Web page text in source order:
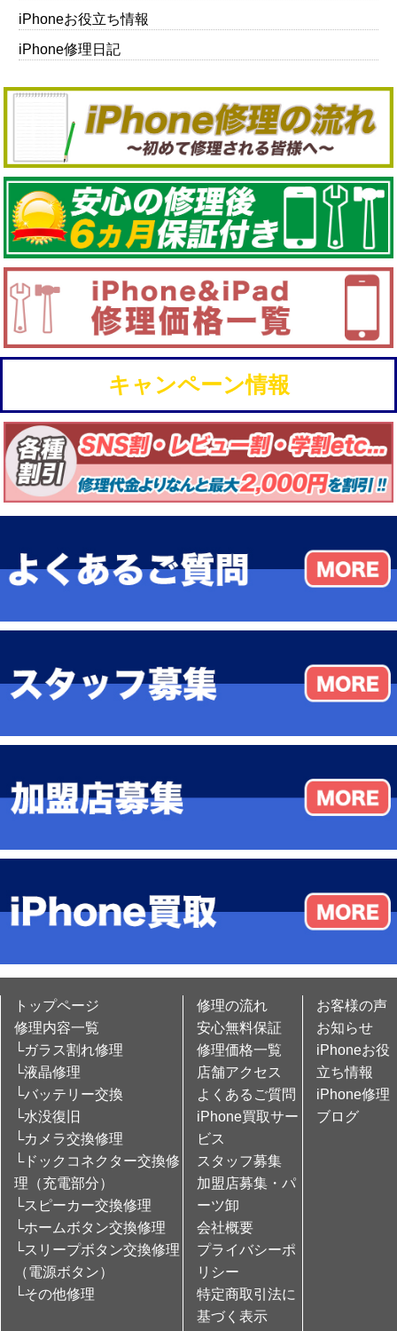
iPhoneお役立ち情報
iPhone修理日記
キャンペーン情報
トップページ
修理内容一覧
└ガラス割れ修理
└液晶修理
└バッテリー交換
└水没復旧
└カメラ交換修理
└ドックコネクター交換修
理（充電部分）
└スピーカー交換修理
└ホームボタン交換修理
└スリープボタン交換修理
（電源ボタン）
└その他修理
修理の流れ
安心無料保証
修理価格一覧
店舗アクセス
よくあるご質問
iPhone買取サー
ビス
スタッフ募集
加盟店募集・パ
ーツ卸
会社概要
プライバシーポ
リシー
特定商取引法に
基づく表示
お客様の声
お知らせ
iPhoneお役
立ち情報
iPhone修理
ブログ